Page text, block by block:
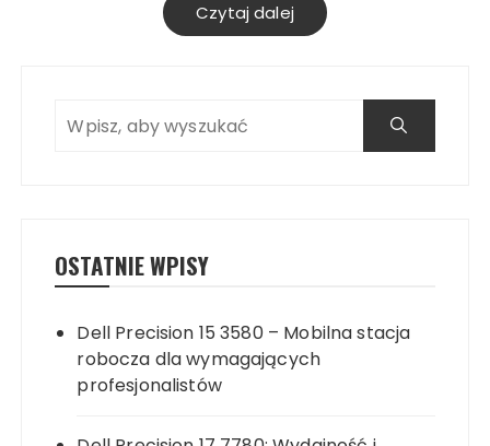
Czytaj dalej
OSTATNIE WPISY
Dell Precision 15 3580 – Mobilna stacja
robocza dla wymagających
profesjonalistów